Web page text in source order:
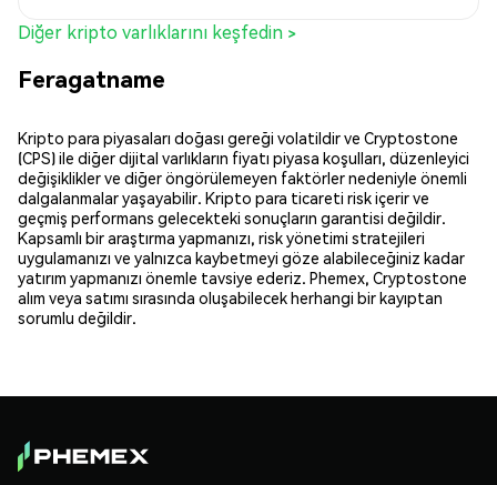
Diğer kripto varlıklarını keşfedin >
Feragatname
Kripto para piyasaları doğası gereği volatildir ve Cryptostone
(CPS) ile diğer dijital varlıkların fiyatı piyasa koşulları, düzenleyici
değişiklikler ve diğer öngörülemeyen faktörler nedeniyle önemli
dalgalanmalar yaşayabilir. Kripto para ticareti risk içerir ve
geçmiş performans gelecekteki sonuçların garantisi değildir.
Kapsamlı bir araştırma yapmanızı, risk yönetimi stratejileri
uygulamanızı ve yalnızca kaybetmeyi göze alabileceğiniz kadar
yatırım yapmanızı önemle tavsiye ederiz. Phemex, Cryptostone
alım veya satımı sırasında oluşabilecek herhangi bir kayıptan
sorumlu değildir.